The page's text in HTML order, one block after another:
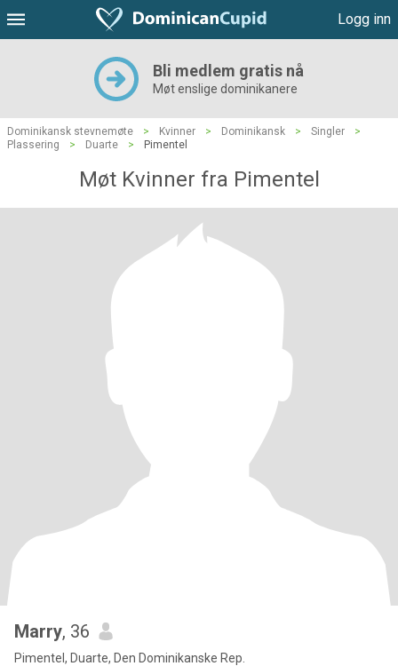
Logg inn
Bli medlem gratis nå
Møt enslige dominikanere
Dominikansk stevnemøte > Kvinner > Dominikansk > Singler
>
Plassering
> Duarte > Pimentel
Møt Kvinner fra Pimentel
Marry, 36
Pimentel, Duarte, Den Dominikanske Rep.